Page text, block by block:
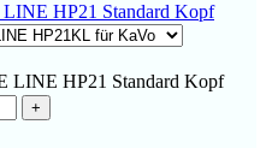
LINE HP21 Standard Kopf